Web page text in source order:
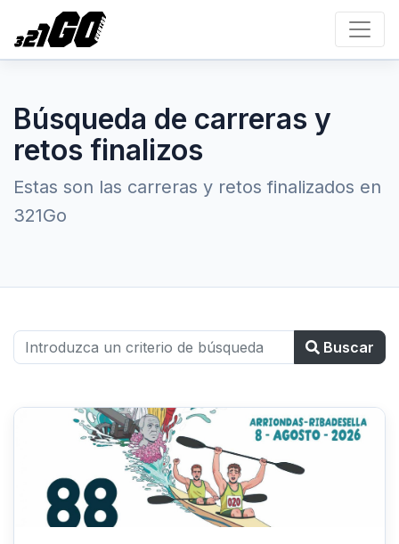
Búsqueda de carreras y
retos finalizos
Estas son las carreras y retos finalizados en
321Go
Buscar